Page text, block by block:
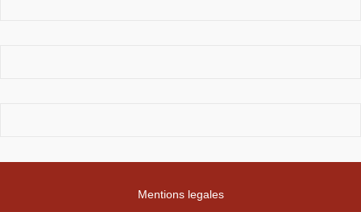
Mentions legales